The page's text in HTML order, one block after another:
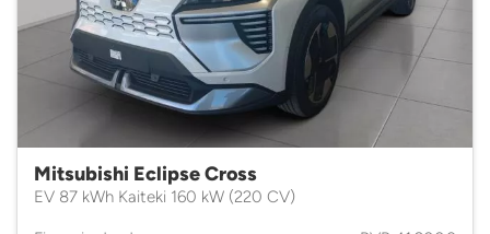
Mitsubishi Eclipse Cross
EV 87 kWh Kaiteki 160 kW (220 CV)